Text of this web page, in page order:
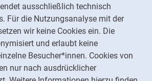
ausschließlich technisch
Für die Nutzungsanalyse mit der
wir keine Cookies ein. Die
und erlaubt keine
Besucher*innen. Cookies von
nur nach ausdrücklicher